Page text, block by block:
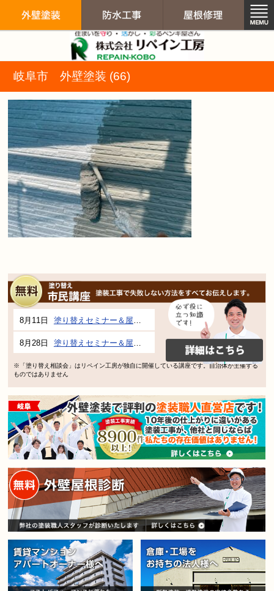
岐阜市 外壁塗装 (66)
8月11日 塗り替えセミナー＆屋根、外壁の塗り替え市民講座 inぎふメディアコスモス
8月28日 塗り替えセミナー＆屋根、外壁の塗り替え市民講座 inぎふメディアコスモス
※「塗り替え相談会」はリペイン工房が独自に開催している講座です。自治体が主催する
ものではありません